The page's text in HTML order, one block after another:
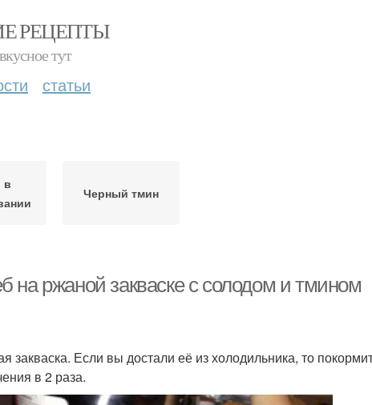
РЕЦЕПТЫ
тут
статьи
в
Черный тмин
на ржаной закваске с солодом и тмином
закваска. Если вы достали её из холодильника, то
в 2 раза.